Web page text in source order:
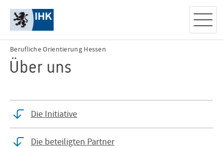
Berufliche Orientierung Hessen
Über uns
Die Initiative
Die beteiligten Partner